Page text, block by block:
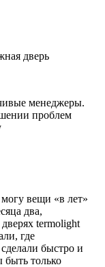
дверь
менеджеры.
проблем
вещи «в лет»
два,
termolight
где
быстро и
только